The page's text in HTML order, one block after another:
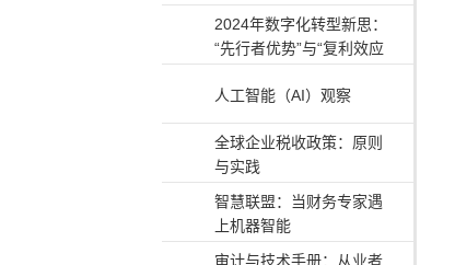
2024年数字化转型新思：
“先行者优势”与“复利效应
人工智能（AI）观察
全球企业税收政策：原则
与实践
智慧联盟：当财务专家遇
上机器智能
审计与技术手册：从业者